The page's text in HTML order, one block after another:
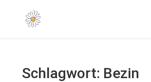
Schlagwort: Bezin